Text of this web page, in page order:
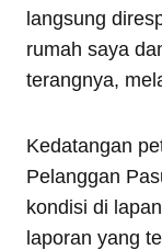
langsung
rumah saya
terangnya,
Kedatangan
Pelanggan
kondisi di
laporan yang